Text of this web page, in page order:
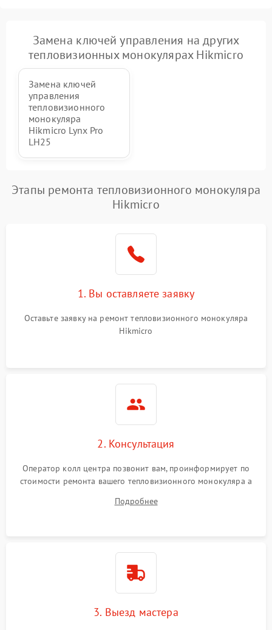
Замена ключей управления на других
тепловизионных монокулярах Hikmicro
Замена ключей
управления
тепловизионного
монокуляра
Hikmicro Lynx Pro
LH25
Этапы ремонта тепловизионного монокуляра
Hikmicro
1. Вы оставляете заявку
Оставьте заявку на ремонт тепловизионного монокуляра
Hikmicro
2. Консультация
Оператор колл центра позвонит вам, проинформирует по
стоимости ремонта вашего тепловизионного монокуляра а
Подробнее
3. Выезд мастера